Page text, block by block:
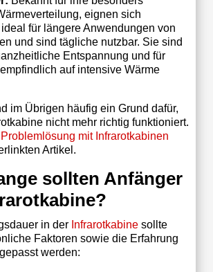
eignen sich
für längere Anwendungen von
und sind tägliche nutzbar. Sie sind
Entspannung und für
auf intensive Wärme
im Übrigen häufig ein Grund dafür,
nicht mehr richtig funktioniert.
Problemlösung mit Infrarotkabinen
Artikel.
sollten Anfänger
in der Infrarotkabinesollte
Faktoren sowie die Erfahrung
werden: